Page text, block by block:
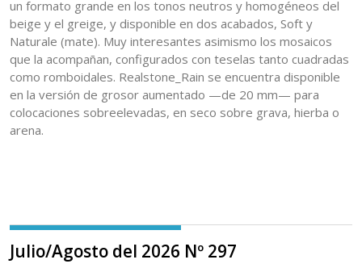
un formato grande en los tonos neutros y homogéneos del
beige y el greige, y disponible en dos acabados, Soft y
Naturale (mate). Muy interesantes asimismo los mosaicos
que la acompañan, configurados con teselas tanto cuadradas
como romboidales. Realstone_Rain se encuentra disponible
en la versión de grosor aumentado —de 20 mm— para
colocaciones sobreelevadas, en seco sobre grava, hierba o
arena.
Julio/Agosto del 2026 Nº 297